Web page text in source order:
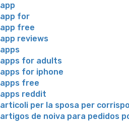
app
app for
app free
app reviews
apps
apps for adults
apps for iphone
apps free
apps reddit
articoli per la sposa per
artigos de noiva para pedidos